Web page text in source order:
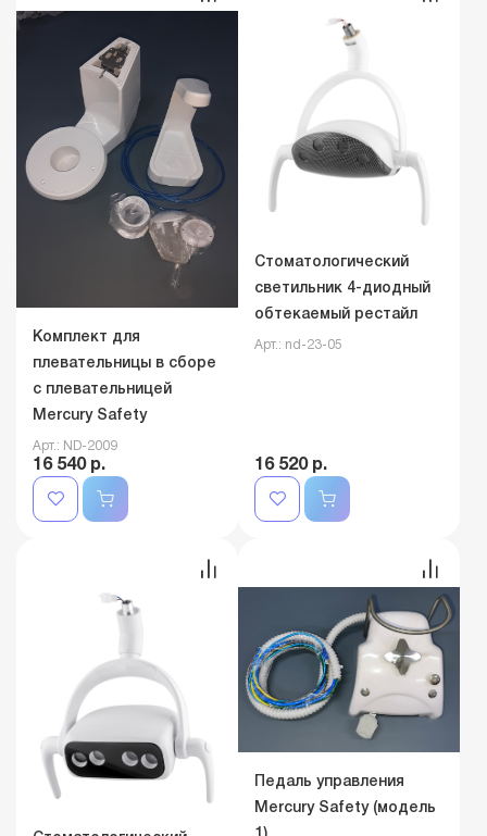
Комплект для
плевательницы в сборе
с плевательницей
Mercury Safety
Арт.: ND-2009
16 540 р.
Стоматологический
светильник 4-диодный
обтекаемый рестайл
Арт.: nd-23-05
16 520 р.
Педаль управления
Mercury Safety (модель